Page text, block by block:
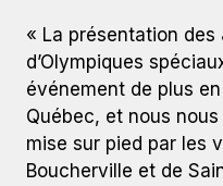
« La présentation des
d’Olympiques
événement de plus
Québec, et nous nous
mise sur pied par les
Boucherville et de